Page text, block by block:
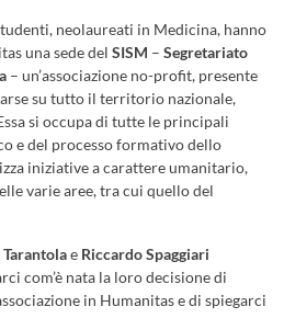
neolaureati in Medicina, hanno
una sede del SISM – Segretariato
– un’associazione no-profit, presente
su tutto il territorio nazionale,
si occupa di tutte le principali
e del processo formativo dello
iniziative a carattere umanitario,
varie aree, tra cui quello del
e Riccardo Spaggiari
com’è nata la loro decisione di
in Humanitas e di spiegarci